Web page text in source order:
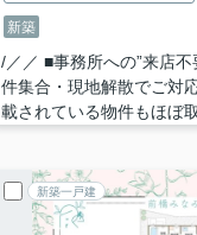
新築
/／／ ■事務所への”来店
件集合・現地解散でご対
載されている物件もほぼ
新築一戸建